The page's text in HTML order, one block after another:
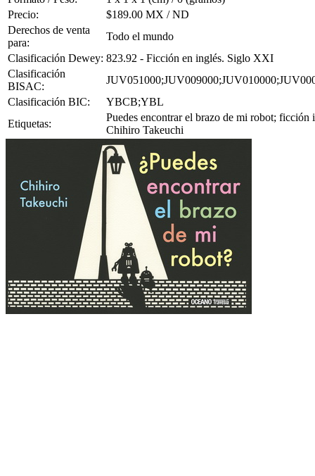
Precio:
$189.00 MX / ND
Derechos de venta
para:
Todo el mundo
Clasificación Dewey: 823.92 - Ficción en inglés. Siglo XXI
Clasificación
BISAC:
Clasificación BIC:
YBCB;YBL
Etiquetas:
Puedes encontrar el brazo de mi robot;
Chihiro Takeuchi